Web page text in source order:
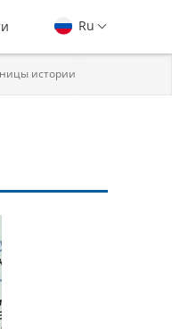
Ru
истории